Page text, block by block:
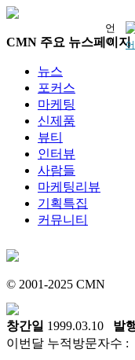
언
어
CMN 주요 뉴스페이지
뉴스
포커스
마케팅
신제품
뷰티
인터뷰
사람들
마케팅리뷰
기획특집
커뮤니티
© 2001-2025 CMN
창간일 1999.03.10 발
이번달 누적방문자수 :